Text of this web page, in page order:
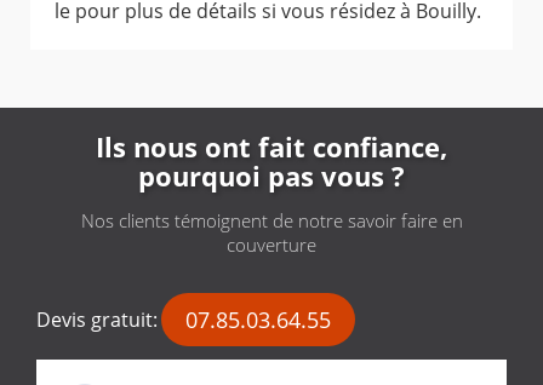
le pour plus de détails si vous résidez à Bouilly.
Ils nous ont fait confiance,
pourquoi pas vous ?
Nos clients témoignent de notre savoir faire en
couverture
Devis gratuit: 07.85.03.64.55